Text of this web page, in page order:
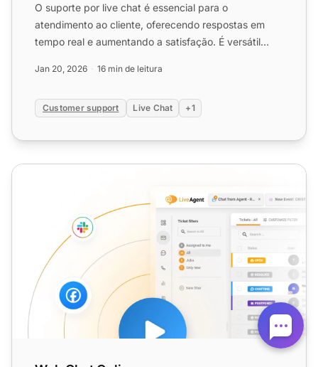
O suporte por live chat é essencial para o
atendimento ao cliente, oferecendo respostas em
tempo real e aumentando a satisfação. É versátil
Jan 20, 2026 16 min de leitura
Customer support Live Chat +1
Web Chat Online